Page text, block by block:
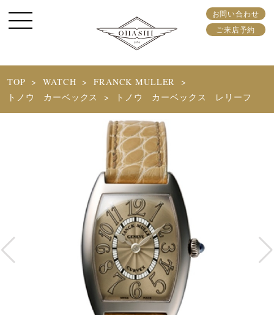
お問い合わせ
ご来店予約
TOP WATCH
FRANCK MULLER
トノウ カーベックス
トノウ カーベックス レリーフ